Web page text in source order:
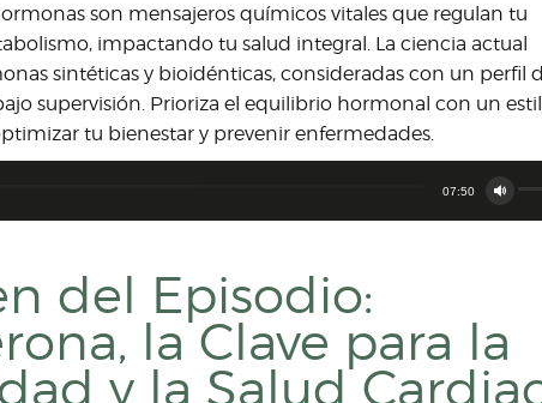
NUESTRO MODELO
¿CÓMO TRABAJAMOS?
OPTIMIZACIÓN
CLÍNICA
NOSOTROS
son mensajeros químicos vitales que regulan tu
impactando tu salud integral. La ciencia actual
sintéticas y bioidénticas, consideradas con un perfil
supervisión. Prioriza el equilibrio hormonal con un
tu bienestar y prevenir enfermedades.
07:50
del Episodio:
la Clave para la
y la Salud